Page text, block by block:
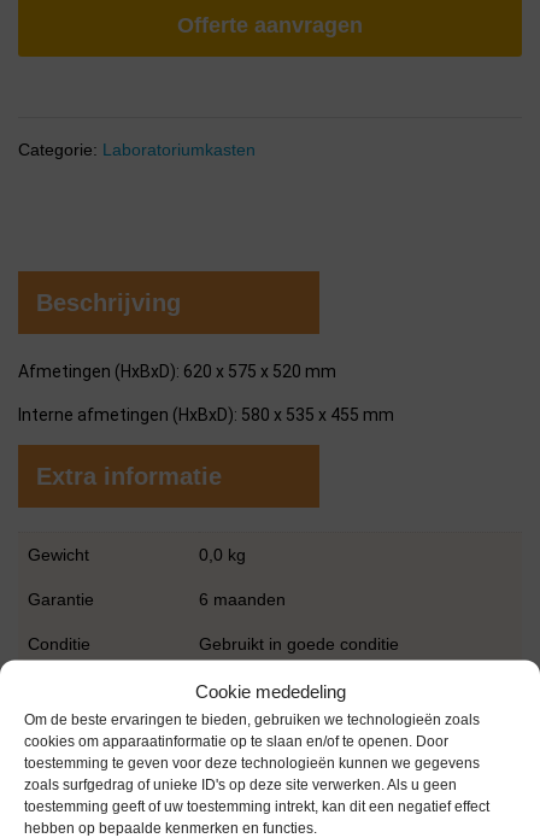
Cookie mededeling
Om de beste ervaringen te bieden, gebruiken we technologieën zoals
cookies om apparaatinformatie op te slaan en/of te openen. Door
toestemming te geven voor deze technologieën kunnen we gegevens
zoals surfgedrag of unieke ID's op deze site verwerken. Als u geen
toestemming geeft of uw toestemming intrekt, kan dit een negatief effect
hebben op bepaalde kenmerken en functies.
Offerte aanvragen
Categorie: Laboratoriumkasten
Beschrijving
Afmetingen (HxBxD): 620 x 575 x 520 mm
Interne afmetingen (HxBxD): 580 x 535 x 455 mm
Extra informatie
Gewicht 0,0 kg
Garantie 6 maanden
Conditie Gebruikt in goede conditie
Vinitex